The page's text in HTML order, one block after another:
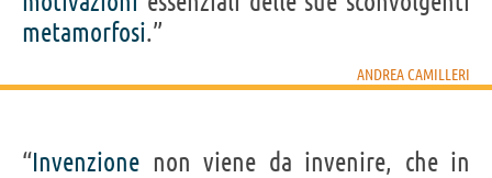
metamorfosi.”
ANDREA CAMILLERI
“Invenzione non viene da invenire, che in